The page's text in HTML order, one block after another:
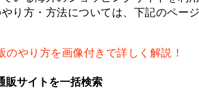
り方・方法については、下記のペー
のやり方を画像付きで詳しく解説！
販サイトを一括検索